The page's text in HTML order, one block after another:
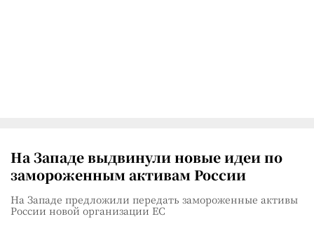
На Западе выдвинули новые идеи по
замороженным активам России
На Западе предложили передать замороженные активы
России новой организации ЕС